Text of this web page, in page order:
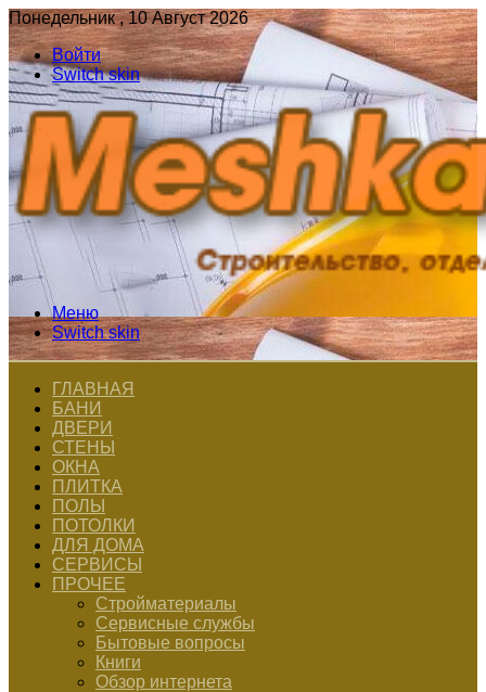
Понедельник , 10 Август 2026
Войти
Switch skin
Меню
Switch skin
ГЛАВНАЯ
БАНИ
ДВЕРИ
СТЕНЫ
ОКНА
ПЛИТКА
ПОЛЫ
ПОТОЛКИ
ДЛЯ ДОМА
СЕРВИСЫ
ПРОЧЕЕ
Стройматериалы
Сервисные службы
Бытовые вопросы
Книги
Обзор интернета